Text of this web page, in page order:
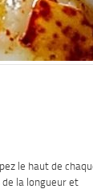
le haut de
de la longueur et